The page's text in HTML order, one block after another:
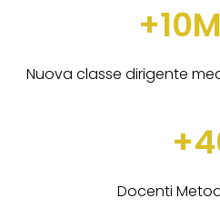
Nuova classe dirigente
Docenti